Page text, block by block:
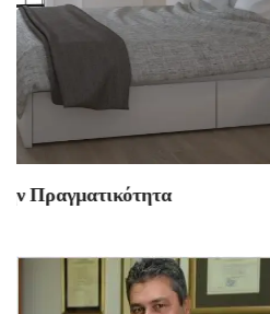
ΙΩΑΝΝΙΝΑ
Ασφάλεια πάνω από όλα: Η